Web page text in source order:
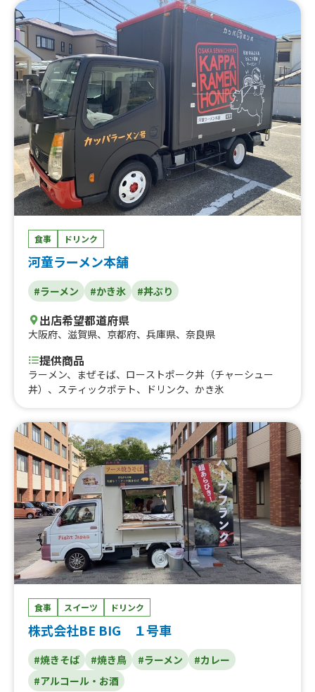
ク、ローストビーフ丼、ふりふりポテト、中華海軍カレ
ー、クリームパオサンド、ゴマ団子、台湾カステラ、カラ
アゲ丼、小籠包、水餃子、湖南焼きちゃんぽん、天津飯、
カラアゲパオバーガー、チャーシューパオバーガー、チャ
ーシュー丼、カラアゲ、飲む杏仁
食事 ドリンク
河童ラーメン本舗
#ラーメン #かき氷 #丼ぶり
出店希望都道府県
大阪府、 滋賀県、 京都府、 兵庫県、 奈良県
提供商品
ラーメン、まぜそば、ローストポーク丼（チャーシュー
丼）、スティックポテト、ドリンク、かき氷
食事 スイーツ ドリンク
株式会社BE BIG １号車
#焼きそば #焼き鳥 #ラーメン
#カレー
#アルコール・お酒